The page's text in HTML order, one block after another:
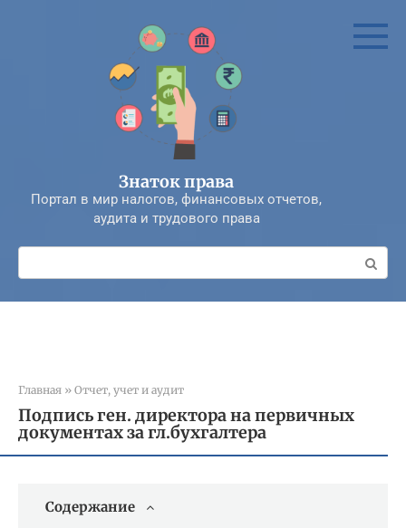
Знаток права
Портал в мир налогов, финансовых отчетов,
аудита и трудового права
Поиск:
Главная » Отчет, учет и аудит
Подпись ген. директора на первичных
документах за гл.бухгалтера
Содержание